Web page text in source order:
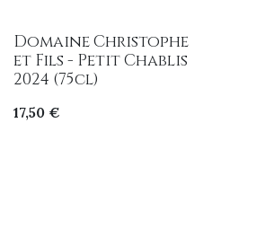
Domaine Christophe
et Fils - Petit Chablis
2024 (75cl)
17,50 €